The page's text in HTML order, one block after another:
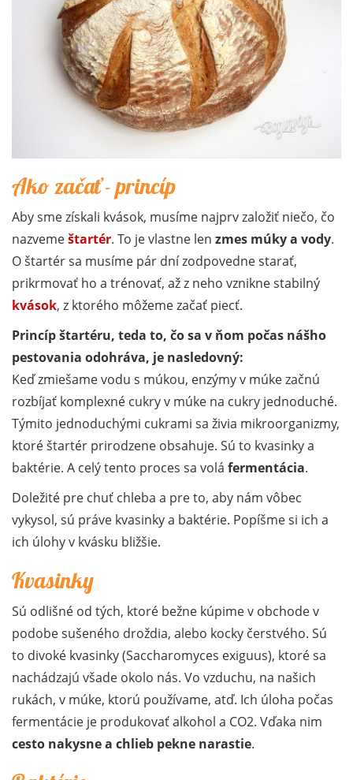
Ako začať - princíp
Aby sme získali kvások, musíme najprv založiť niečo, čo
nazvemeštartér. To je vlastne len zmes múky a vody.
O štartér sa musíme pár dní zodpovedne starať,
prikrmovať ho a trénovať, až z neho vznikne stabilný
kvások, z ktorého môžeme začať piecť.
Princíp štartéru, teda to, čo sa v ňom počas nášho
pestovania odohráva, je nasledovný:
Keď zmiešame vodu s múkou, enzýmy v múke začnú
rozbíjať komplexné cukry v múke na cukry jednoduché.
Týmito jednoduchými cukrami sa živia mikroorganizmy,
ktoré štartér prirodzene obsahuje. Sú to kvasinky a
baktérie. A celý tento proces sa volá fermentácia.
Doležité pre chuť chleba a pre to, aby nám vôbec
vykysol, sú práve kvasinky a baktérie. Popíšme si ich a
ich úlohy v kvásku bližšie.
Kvasinky
Sú odlišné od tých, ktoré bežne kúpime v obchode v
podobe sušeného droždia, alebo kocky čerstvého. Sú
to divoké kvasinky (Saccharomyces exiguus), ktoré sa
nachádzajú všade okolo nás. Vo vzduchu, na našich
rukách, v múke, ktorú používame, atď. Ich úloha počas
fermentácie je produkovať alkohol a CO2. Vďaka nim
cesto nakysne a chlieb pekne narastie.